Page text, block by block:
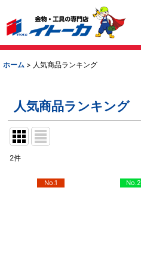
ホーム > 人気商品ランキング
人気商品ランキング
2件
No.1 No.2